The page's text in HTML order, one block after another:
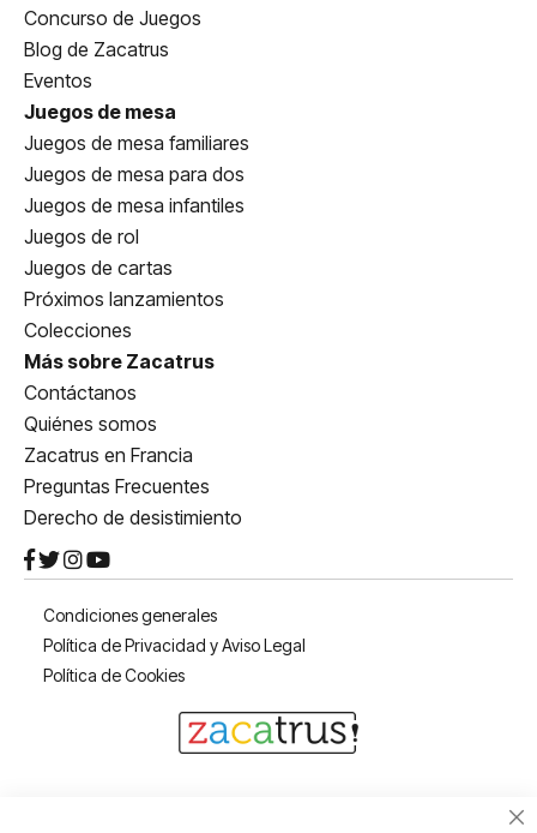
Concurso de Juegos
Blog de Zacatrus
Eventos
Juegos de mesa
Juegos de mesa familiares
Juegos de mesa para dos
Juegos de mesa infantiles
Juegos de rol
Juegos de cartas
Próximos lanzamientos
Colecciones
Más sobre Zacatrus
Contáctanos
Quiénes somos
Zacatrus en Francia
Preguntas Frecuentes
Derecho de desistimiento
Condiciones generales
Política de Privacidad y Aviso Legal
Política de Cookies